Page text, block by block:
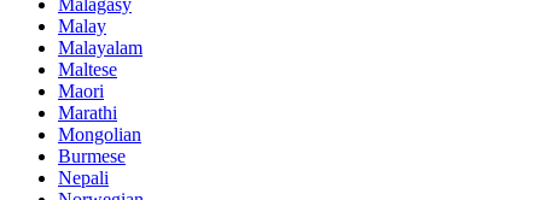
Malay
Malayalam
Maltese
Maori
Marathi
Mongolian
Burmese
Nepali